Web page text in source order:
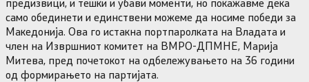
само обединети и единствени можеме да носиме победи за
Македонија. Ова го истакна портпаролката на Владата и
член на Извршниот комитет на ВМРО-ДПМНЕ, Марија
Митева, пред почетокот на одбележувањето на 36 години
од формирањето на партијата.